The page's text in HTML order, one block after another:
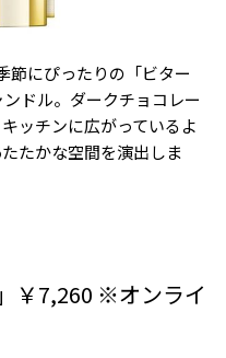
節にぴったりの「ビター
ドル。ダークチョコレー
ッチンに広がっているよ
たかな空間を演出しま
￥7,260 ※オンライ